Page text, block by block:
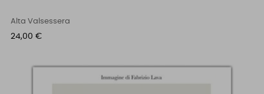
Alta Valsessera
Prezzo
24,00 €